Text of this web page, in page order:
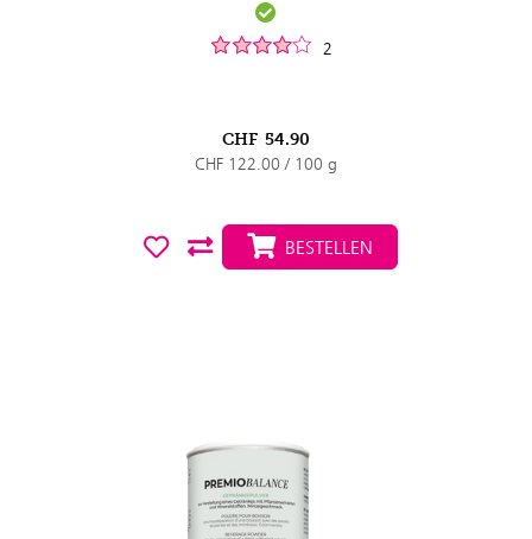
2
CHF 54.90
CHF 122.00 / 100 g
BESTELLEN